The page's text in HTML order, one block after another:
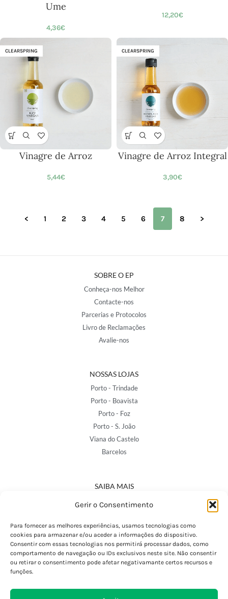
Gerir o Consentimento
Para fornecer as melhores experiências, usamos tecnologias como
cookies para armazenar e/ou aceder a informações do dispositivo.
Consentir com essas tecnologias nos permitirá processar dados, como
comportamento de navegação ou IDs exclusivos neste site. Não consentir
ou retirar o consentimento pode afetar negativamante certos recursos e
funções.
Ume
4,36€
12,20€
CLEARSPRING
Vinagre de Arroz
5,44€
CLEARSPRING
Vinagre de Arroz Integral
3,90€
< 1 2 3 4 5 6 7 8 >
SOBRE O EP
Conheça-nos Melhor
Contacte-nos
Parcerias e Protocolos
Livro de Reclamações
Avalie-nos
NOSSAS LOJAS
Porto - Trindade
Porto - Boavista
Porto - Foz
Porto - S. João
Viana do Castelo
Barcelos
SAIBA MAIS
Política de Privacidade
Termos e Condições
Perguntas Frequentes
Custos de Envio
Encomendas Internacionais
Devoluções e Trocas